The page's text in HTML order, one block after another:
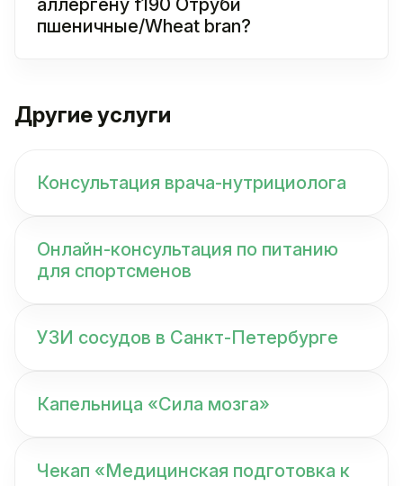
пшеничные/Wheat bran?
Другие услуги
Консультация врача-нутрициолога
Онлайн-консультация по питанию
для спортсменов
УЗИ сосудов в Санкт-Петербурге
Капельница «Сила мозга»
Чекап «Медицинская подготовка к